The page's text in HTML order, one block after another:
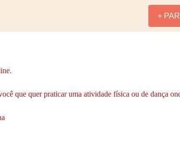
+
que quer praticar uma atividade física ou de dança